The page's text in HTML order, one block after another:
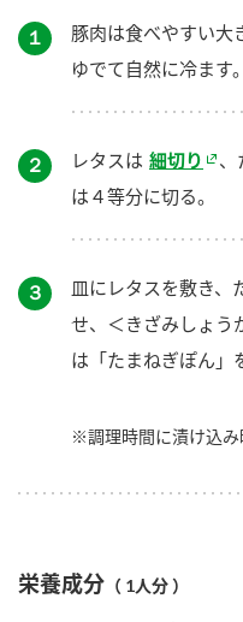
１
豚肉は食べやすい大
ゆでて自然に冷ます。
２ レタスは 細切り 、
は４等分に切る。
３
皿にレタスを敷き、
せ、＜きざみしょう
は「たまねぎぽん」
※調理時間に漬け込み
栄養成分 （ 1人分 ）